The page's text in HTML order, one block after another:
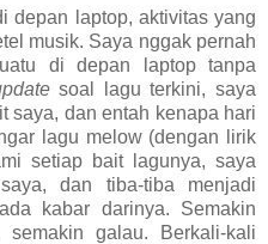
depan laptop, aktivitas yang
musik. Saya nggak pernah
di depan laptop tanpa
soal lagu terkini, saya
saya, dan entah kenapa hari
lagu melow (dengan lirik
setiap bait lagunya, saya
dan tiba-tiba menjadi
kabar darinya. Semakin
semakin galau. Berkali-kali